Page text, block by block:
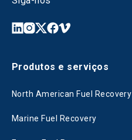
Produtos e serviços
North American Fuel Recovery
Marine Fuel Recovery